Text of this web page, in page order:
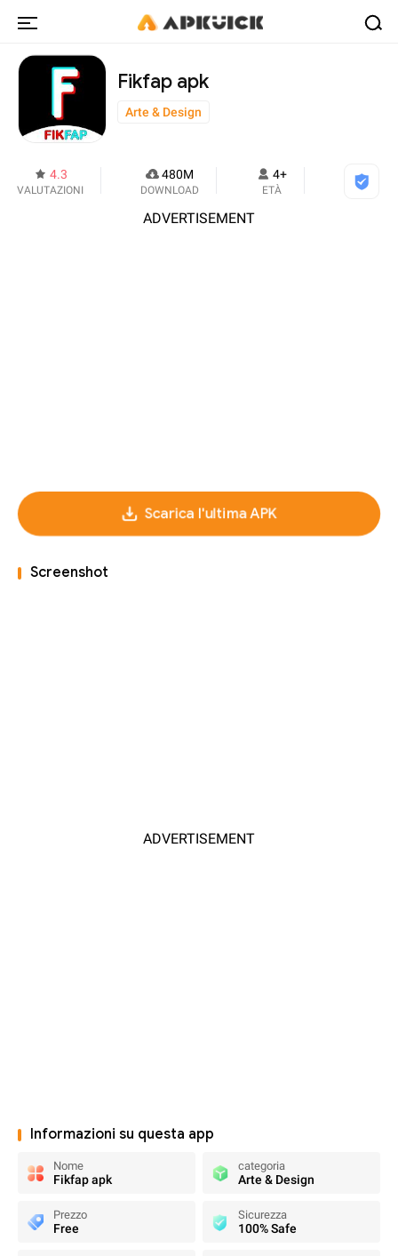
Fikfap apk
Arte & Design
4.3
VALUTAZIONI
480M
DOWNLOAD
4+
ETÀ
ADVERTISEMENT
Scarica l'ultima APK
Screenshot
ADVERTISEMENT
Informazioni su questa app
Nome
Fikfap apk
categoria
Arte & Design
Prezzo
Free
Sicurezza
100% Safe